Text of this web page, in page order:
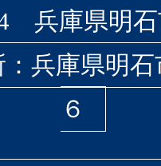
兵庫県明石
兵庫県明
６